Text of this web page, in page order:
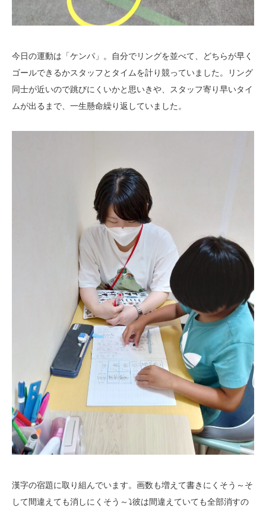
今日の運動は「ケンパ」。自分でリングを並べて、どちらが早く
ゴールできるかスタッフとタイムを計り競っていました。リング
同士が近いので跳びにくいかと思いきや、スタッフ寄り早いタイ
ムが出るまで、一生懸命繰り返していました。
漢字の宿題に取り組んでいます。画数も増えて書きにくそう～そ
して間違えても消しにくそう～⤵彼は間違えていても全部消すの